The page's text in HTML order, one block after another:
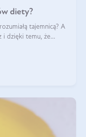
diety?
tajemnicą? A
i dzięki temu, że